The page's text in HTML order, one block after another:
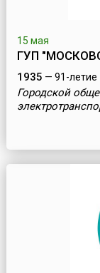
15 мая
ГУП
1935 — 91-летие
Городской